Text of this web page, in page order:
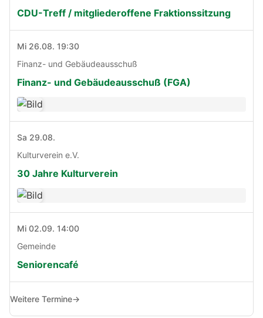
CDU-Treff / mitgliederoffene Fraktionssitzung
Mi 26.08. 19:30
Finanz- und Gebäudeausschuß
Finanz- und Gebäudeausschuß (FGA)
Sa 29.08.
Kulturverein e.V.
30 Jahre Kulturverein
Mi 02.09. 14:00
Gemeinde
Seniorencafé
Weitere Termine→